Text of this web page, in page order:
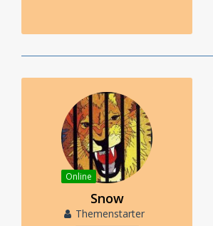
Online
Snow
Themenstarter